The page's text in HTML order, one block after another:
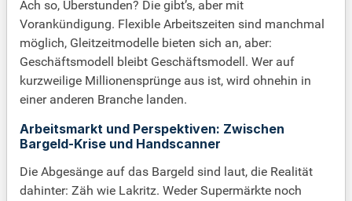
Ach so, Überstunden? Die gibt’s, aber mit
Vorankündigung. Flexible Arbeitszeiten sind manchmal
möglich, Gleitzeitmodelle bieten sich an, aber:
Geschäftsmodell bleibt Geschäftsmodell. Wer auf
kurzweilige Millionensprünge aus ist, wird ohnehin in
einer anderen Branche landen.
Arbeitsmarkt und Perspektiven: Zwischen
Bargeld-Krise und Handscanner
Die Abgesänge auf das Bargeld sind laut, die Realität
dahinter: Zäh wie Lakritz. Weder Supermärkte noch